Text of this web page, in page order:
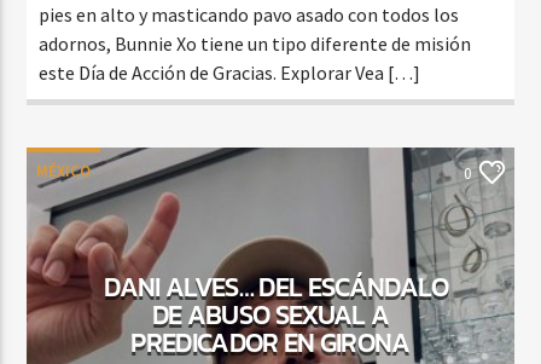
pies en alto y masticando pavo asado con todos los
adornos, Bunnie Xo tiene un tipo diferente de misión
este Día de Acción de Gracias. Explorar Vea […]
MÉXICO 0
DANI ALVES… DEL ESCÁNDALO
DE ABUSO SEXUAL A
PREDICADOR EN GIRONA